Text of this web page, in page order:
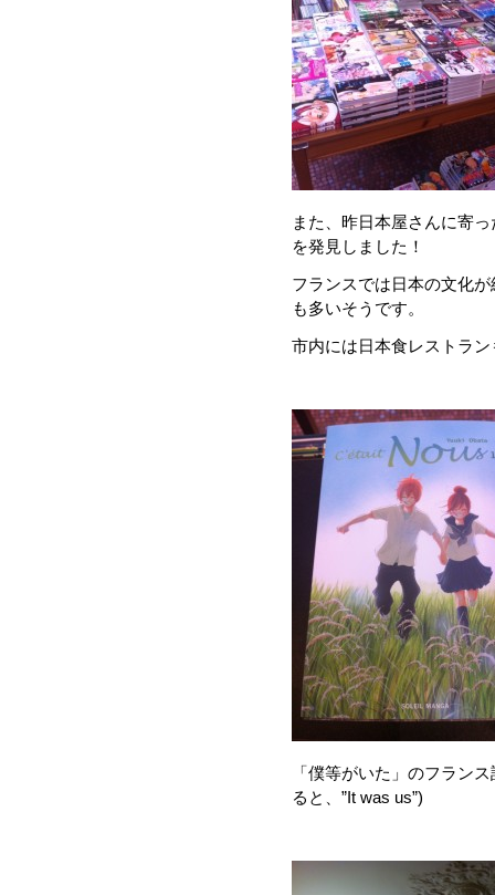
また、昨日本屋さんに寄
を発見しました！
フランスでは日本の文化
も多いそうです。
市内には日本食レストラ
「僕等がいた」のフラン
ると、”It was us”)